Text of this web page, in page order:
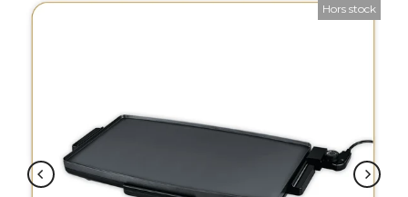
Hors stock